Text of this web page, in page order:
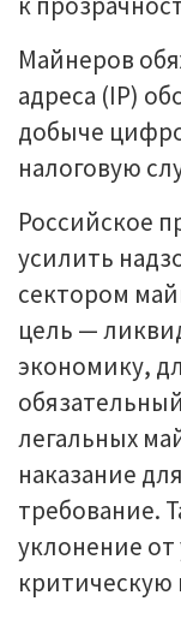
Майнеров
адреса (IP)
добыче
налоговую
Российское
усилить
сектором
цель —
экономику,
легальных
наказание
требование.
уклонение
критическую